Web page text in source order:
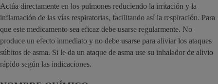
Actúa directamente en los pulmones reduciendo la irritación y la
inflamación de las vías respiratorias, facilitando así la respiración. Para
que este medicamento sea eficaz debe usarse regularmente. No
produce un efecto inmediato y no debe usarse para aliviar los ataques
súbitos de asma. Si le da un ataque de asma use su inhalador de alivio
rápido según las indicaciones.